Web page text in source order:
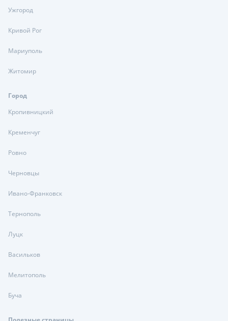
Ужгород
Кривой Рог
Мариуполь
Житомир
Город
Кропивницкий
Кременчуг
Ровно
Черновцы
Ивано-Франковск
Тернополь
Луцк
Васильков
Мелитополь
Буча